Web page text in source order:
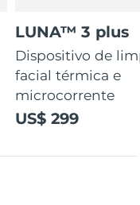
LUNA™ 3 plus
Dispositivo de
facial térmica e
microcorrente
US$ 299